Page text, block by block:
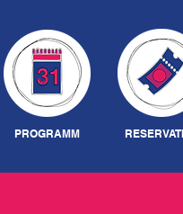
PROGRAMM